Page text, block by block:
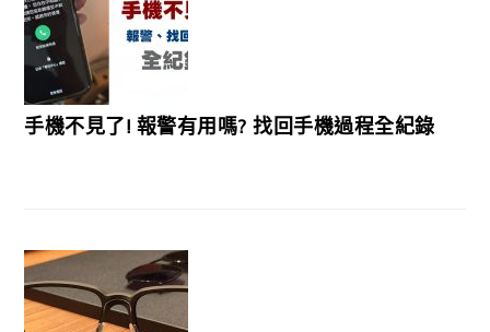
手機不見了! 報警有用嗎? 找回手機過程全紀錄